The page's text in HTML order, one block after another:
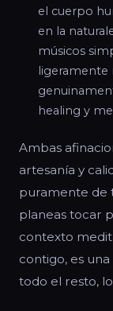
el cuerpo
en la
músicos
ligeramente
healing y
Ambas
artesanía y
puramente de
planeas tocar
contexto
contigo, es
todo el resto,